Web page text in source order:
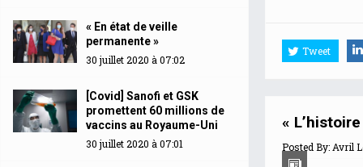
Tweet
«
Posted By: Avril
« En état de veille
permanente »
30 juillet 2020 à 07:02
[Covid] Sanofi et GSK
promettent 60 millions de
vaccins au Royaume-Uni
30 juillet 2020 à 07:01